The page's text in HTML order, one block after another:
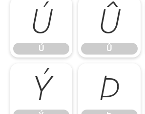
Ú
Ú
Û
Û
Ý Þ